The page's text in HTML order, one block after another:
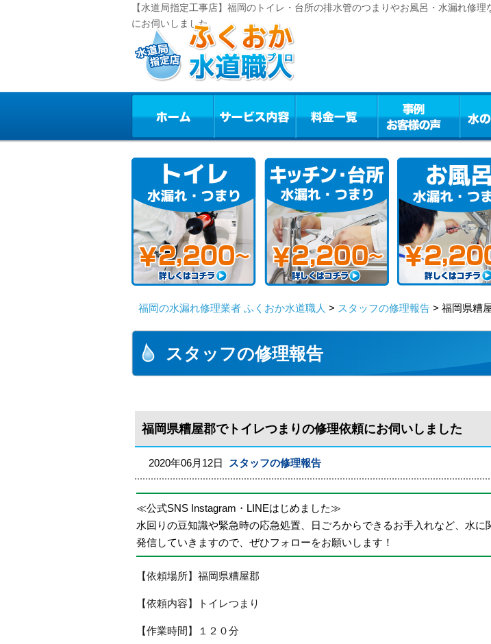
【水道局指定工事店】福岡のトイレ・台所の排水管のつまりやお風呂・水漏れ修
にお伺いしました
福岡の水漏れ修理業者 ふくおか水道職人 > スタッフの修理報告 > 福岡県糟
スタッフの修理報告
福岡県糟屋郡でトイレつまりの修理依頼にお伺いしました
2020年06月12日 スタッフの修理報告
≪公式SNS Instagram・LINEはじめました≫
水回りの豆知識や緊急時の応急処置、日ごろからできるお手入れなど、水に
発信していきますので、ぜひフォローをお願いします！
【依頼場所】福岡県糟屋郡
【依頼内容】トイレつまり
【作業時間】１２０分